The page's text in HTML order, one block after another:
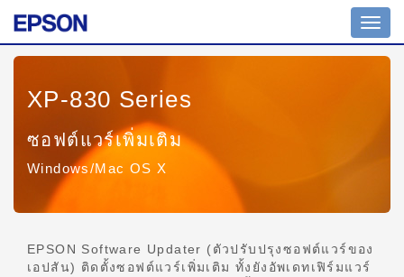
สลับ
ไป
ที่
XP-830 Series
ซอฟต์แวร์เพิ่มเติม
Windows/Mac OS X
EPSON Software Updater (ตัวปรับปรุงซอฟต์แวร์ของ
เอปสัน) ติดตั้งซอฟต์แวร์เพิ่มเติม ทั้งยังอัพเดทเฟิร์มแวร์